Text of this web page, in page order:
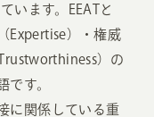
います。EEATと
Expertise）・権威
）の
です。
に関係している重